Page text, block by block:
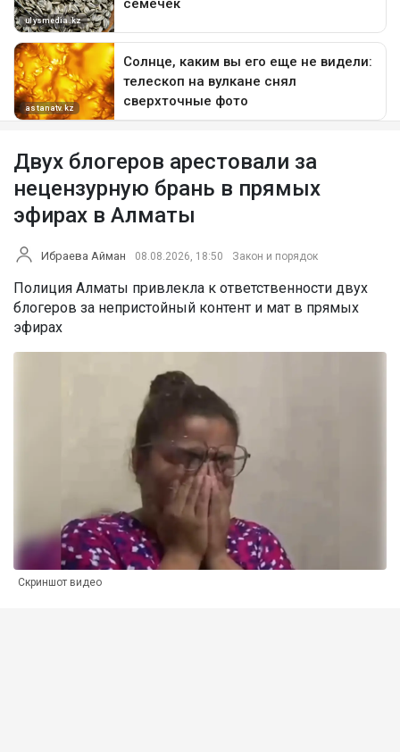
Двух блогеров арестовали за
нецензурную брань в прямых
эфирах в Алматы
Ибраева Айман 08.08.2026, 18:50 Закон и порядок
Полиция Алматы привлекла к ответственности двух
блогеров за непристойный контент и мат в прямых
эфирах
Скриншот видео